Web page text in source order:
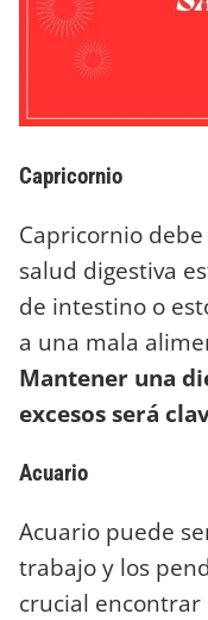
Capricornio
Capricornio
salud digestiva
de intestino o
a una mala
Mantener una
excesos será
Acuario
Acuario puede
trabajo y los
crucial